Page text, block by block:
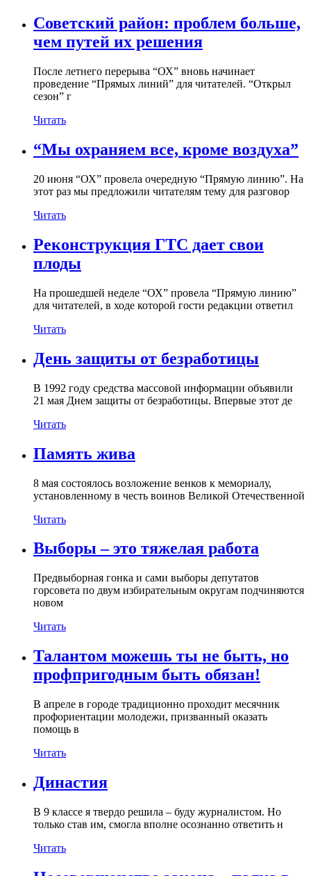
Советский район: проблем больше,
чем путей их решения
После летнего перерыва “ОХ” вновь начинает
проведение “Прямых линий” для читателей. “Открыл
сезон” г
Читать
“Мы охраняем все, кроме воздуха”
20 июня “ОХ” провела очередную “Прямую линию”. На
этот раз мы предложили читателям тему для разговор
Читать
Реконструкция ГТС дает свои
плоды
На прошедшей неделе “ОХ” провела “Прямую линию”
для читателей, в ходе которой гости редакции ответил
Читать
День защиты от безработицы
В 1992 году средства массовой информации объявили
21 мая Днем защиты от безработицы. Впервые этот де
Читать
Память жива
8 мая состоялось возложение венков к мемориалу,
установленному в честь воинов Великой Отечественной
Читать
Выборы – это тяжелая работа
Предвыборная гонка и сами выборы депутатов
горсовета по двум избирательным округам подчиняются
новом
Читать
Талантом можешь ты не быть, но
профпригодным быть обязан!
В апреле в городе традиционно проходит месячник
профориентации молодежи, призванный оказать
помощь в
Читать
Династия
В 9 классе я твердо решила – буду журналистом. Но
только став им, смогла вполне осознанно ответить н
Читать